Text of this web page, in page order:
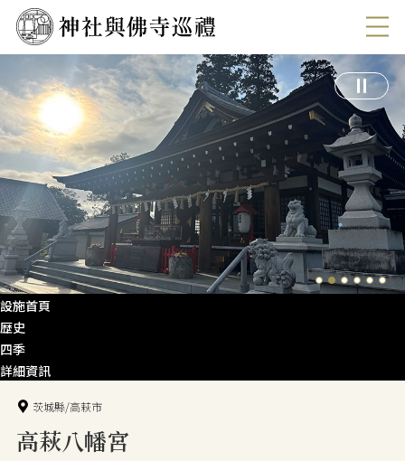
設施首頁
歴史
四季
詳細資訊
茨城縣/高萩市
高萩八幡宮